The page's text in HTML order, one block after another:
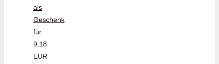
als
Geschenk
für
9,18
EUR